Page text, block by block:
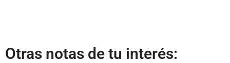
Otras notas de tu interés: